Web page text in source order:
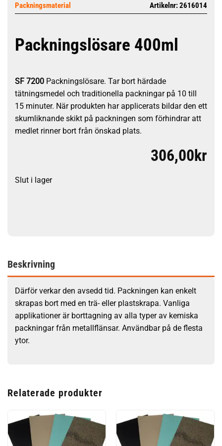
Packningsmaterial Artikelnr: 2616014
Packningslösare 400ml
SF 7200 Packningslösare. Tar bort härdade
tätningsmedel och traditionella packningar på 10 till
15 minuter. När produkten har applicerats bildar den ett
skumliknande skikt på packningen som förhindrar att
medlet rinner bort från önskad plats.
306,00kr
Slut i lager
Beskrivning
Därför verkar den avsedd tid. Packningen kan enkelt
skrapas bort med en trä- eller plastskrapa. Vanliga
applikationer är borttagning av alla typer av kemiska
packningar från metallflänsar. Användbar på de flesta
ytor.
Relaterade produkter